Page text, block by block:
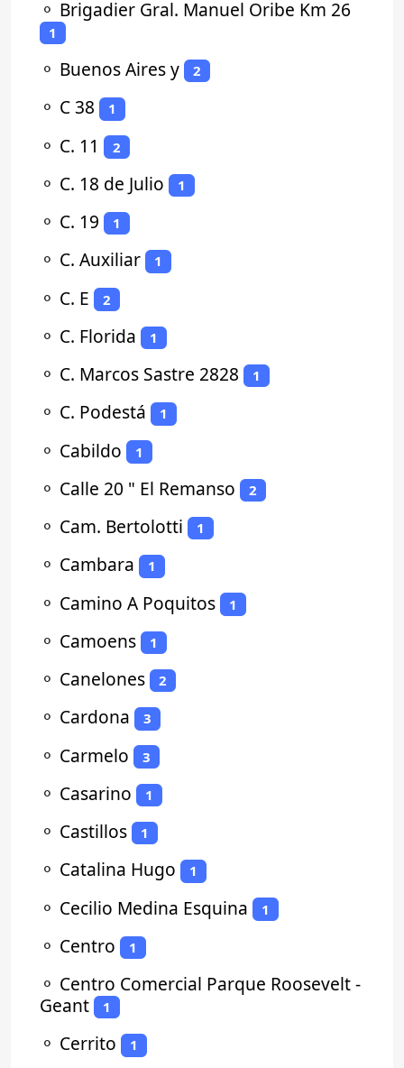
⚬ Brigadier Gral. Manuel Oribe Km 26
1
⚬ Buenos Aires y 2
⚬ C 38 1
⚬ C. 11 2
⚬ C. 18 de Julio 1
⚬ C. 19 1
⚬ C. Auxiliar 1
⚬ C. E 2
⚬ C. Florida 1
⚬ C. Marcos Sastre 2828 1
⚬ C. Podestá 1
⚬ Cabildo 1
⚬ Calle 20 " El Remanso 2
⚬ Cam. Bertolotti 1
⚬ Cambara 1
⚬ Camino A Poquitos 1
⚬ Camoens 1
⚬ Canelones 2
⚬ Cardona 3
⚬ Carmelo 3
⚬ Casarino 1
⚬ Castillos 1
⚬ Catalina Hugo 1
⚬ Cecilio Medina Esquina 1
⚬ Centro 1
⚬ Centro Comercial Parque Roosevelt -
Geant
1
⚬ Cerrito 1